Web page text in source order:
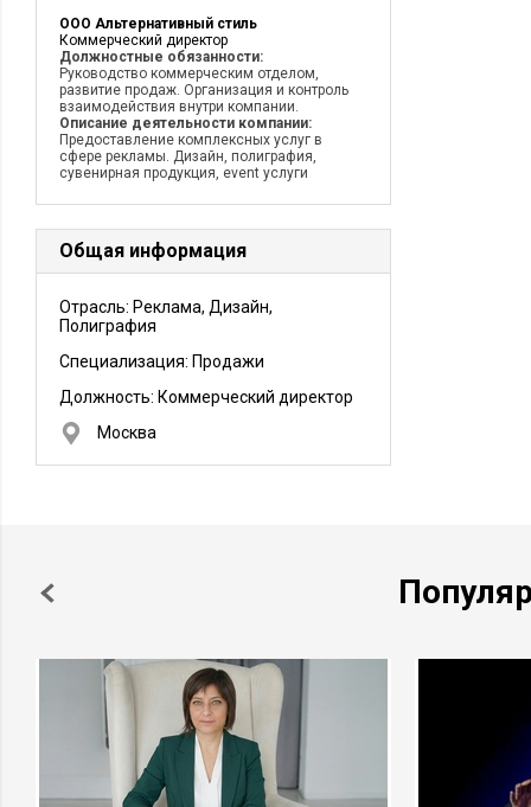
ООО Альтернативный стиль
Коммерческий директор
Должностные обязанности:
Руководство коммерческим отделом,
развитие продаж. Организация и контроль
взаимодействия внутри компании.
Описание деятельности компании:
Предоставление комплексных услуг в
сфере рекламы. Дизайн, полиграфия,
сувенирная продукция, event услуги
Общая информация
Отрасль: Реклама, Дизайн,
Полиграфия
Специализация: Продажи
Должность: Коммерческий директор
Москва